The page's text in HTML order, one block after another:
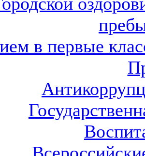
в первые